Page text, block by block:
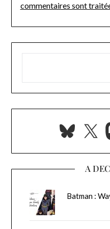
commentaires sont
X
A
Batman :